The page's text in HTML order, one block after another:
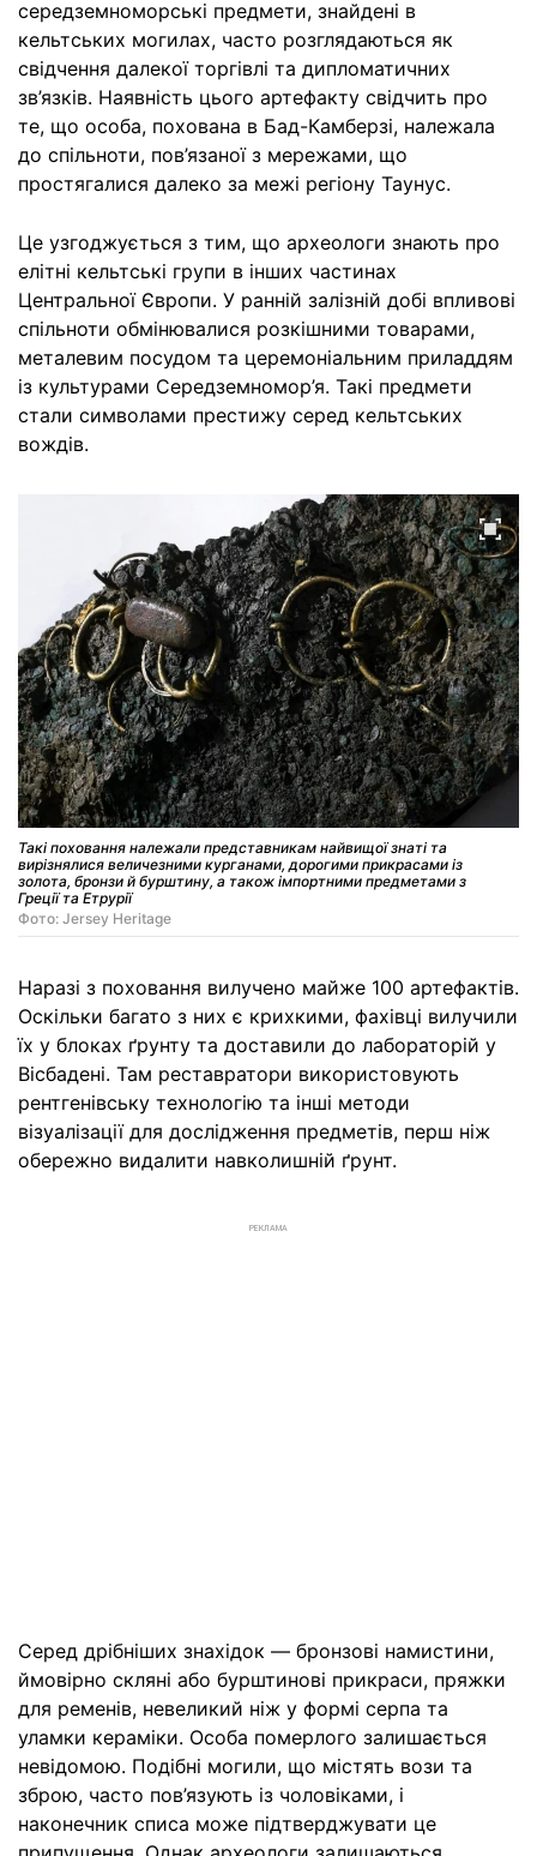
середземноморські предмети, знайдені в
кельтських могилах, часто розглядаються як
свідчення далекої торгівлі та дипломатичних
зв’язків. Наявність цього артефакту свідчить про
те, що особа, похована в Бад-Камберзі, належала
до спільноти, пов’язаної з мережами, що
простягалися далеко за межі регіону Таунус.
Це узгоджується з тим, що археологи знають про
елітні кельтські групи в інших частинах
Центральної Європи. У ранній залізній добі впливові
спільноти обмінювалися розкішними товарами,
металевим посудом та церемоніальним приладдям
із культурами Середземномор’я. Такі предмети
стали символами престижу серед кельтських
вождів.
Такі поховання належали представникам найвищої знаті та
вирізнялися величезними курганами, дорогими прикрасами із
золота, бронзи й бурштину, а також імпортними предметами з
Греції та Етрурії
Фото: Jersey Heritage
Наразі з поховання вилучено майже 100 артефактів.
Оскільки багато з них є крихкими, фахівці вилучили
їх у блоках ґрунту та доставили до лабораторій у
Вісбадені. Там реставратори використовують
рентгенівську технологію та інші методи
візуалізації для дослідження предметів, перш ніж
обережно видалити навколишній ґрунт.
РЕКЛАМА
Серед дрібніших знахідок — бронзові намистини,
ймовірно скляні або бурштинові прикраси, пряжки
для ременів, невеликий ніж у формі серпа та
уламки кераміки. Особа померлого залишається
невідомою. Подібні могили, що містять вози та
зброю, часто пов’язують із чоловіками, і
наконечник списа може підтверджувати це